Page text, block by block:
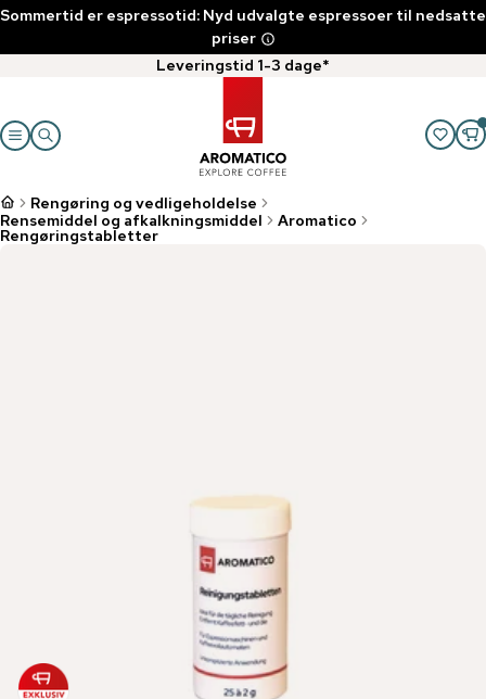
Sommertid er espressotid: Nyd udvalgte espressoer til nedsatte
priser
Leveringstid 1-3 dage*
Rengøring og vedligeholdelse
Rensemiddel og afkalkningsmiddel
Aromatico
Rengøringstabletter